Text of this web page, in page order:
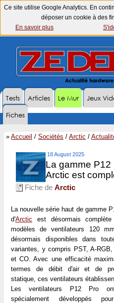
Ce site utilise Google Analytics. En
déposer un cookie à des
En savoir plus
Tests Articles Le Mur Jeux
Fiches
» Accueil / Sociétés / Arctic /
18 August 2025
La gamme P12
Arctic est
Fiche de Arctic
La nouvelle série haut de gamme
d'Arctic est désormais
modèles de ventilateurs 120
désormais disponibles dans
variantes, y compris PST, A-
et CO. Avec une efficacité
termes de débit d'air et de
statique, ces ventilateurs
Les ventilateurs P12 Pro
spécialement développés